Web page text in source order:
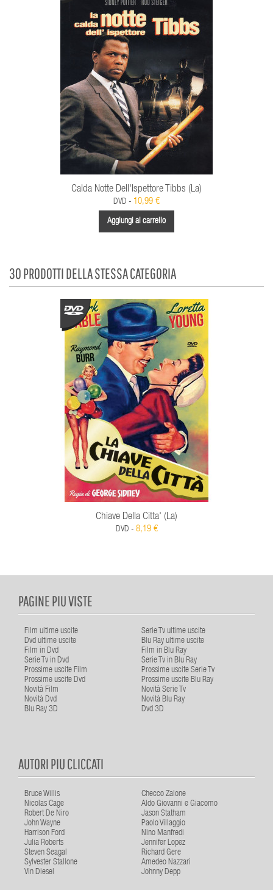
Calda Notte Dell'Ispettore Tibbs (La)
DVD - 10,99 €
Aggiungi al carrello
30 PRODOTTI DELLA STESSA CATEGORIA
Chiave Della Citta' (La)
DVD - 8,19 €
PAGINE PIU VISTE
Film ultime uscite
Serie Tv ultime uscite
Dvd ultime uscite
Blu Ray ultime uscite
Film in Dvd
Film in Blu Ray
Serie Tv in Dvd
Serie Tv in Blu Ray
Prossime uscite Film
Prossime uscite Serie Tv
Prossime uscite Dvd
Prossime uscite Blu Ray
Novità Film
Novità Serie Tv
Novità Dvd
Novità Blu Ray
Blu Ray 3D
Dvd 3D
AUTORI PIU CLICCATI
Bruce Willis
Checco Zalone
Nicolas Cage
Aldo Giovanni e Giacomo
Robert De Niro
Jason Statham
John Wayne
Paolo Villaggio
Harrison Ford
Nino Manfredi
Julia Roberts
Jennifer Lopez
Steven Seagal
Richard Gere
Sylvester Stallone
Amedeo Nazzari
Vin Diesel
Johnny Depp